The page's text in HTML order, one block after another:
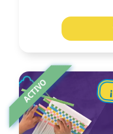
ACTIVO
Image